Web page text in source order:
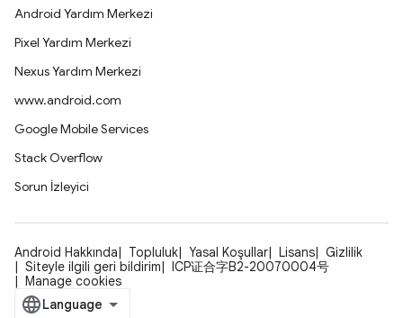
Android Yardım Merkezi
Pixel Yardım Merkezi
Nexus Yardım Merkezi
www.android.com
Google Mobile Services
Stack Overflow
Sorun İzleyici
Android Hakkında Topluluk Yasal Koşullar Lisans
Gizlilik
Siteyle ilgili geri bildirim
ICP证合字B2-20070004号
Manage cookies